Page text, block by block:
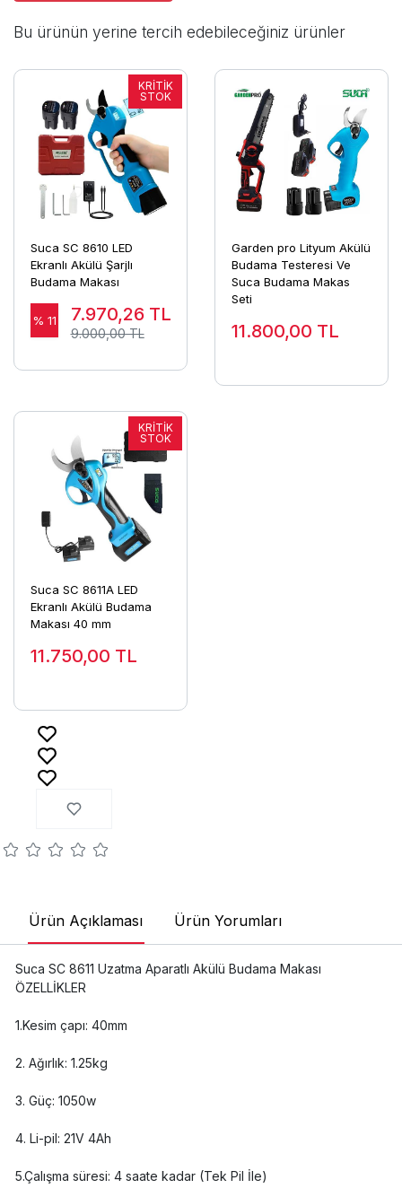
Bu ürünün yerine tercih edebileceğiniz ürünler
Suca SC 8610 LED
Ekranlı Akülü Şarjlı
Budama Makası
% 11 7.970,26 TL
9.000,00 TL
Garden pro Lityum Akülü
Budama Testeresi Ve
Suca Budama Makas
Seti
11.800,00 TL
Suca SC 8611A LED
Ekranlı Akülü Budama
Makası 40 mm
11.750,00 TL
Ürün Açıklaması Ürün Yorumları
Suca SC 8611 Uzatma Aparatlı Akülü Budama Makası
ÖZELLİKLER
1.Kesim çapı: 40mm
2. Ağırlık: 1.25kg
3. Güç: 1050w
4. Li-pil: 21V 4Ah
5.Çalışma süresi: 4 saate kadar (Tek Pil İle)